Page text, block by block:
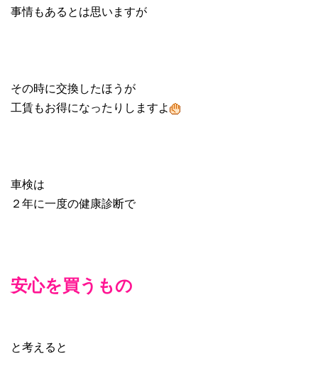
事情もあるとは思いますが
その時に交換したほうが
工賃もお得になったりしますよ
車検は
２年に一度の健康診断で
安心を買うもの
と考えると